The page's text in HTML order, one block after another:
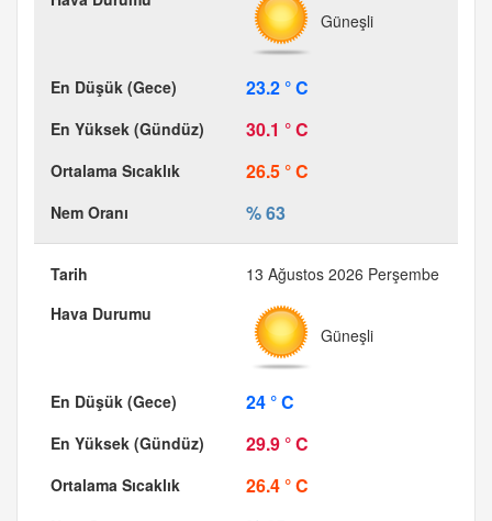
Güneşli
23.2 ° C
30.1 ° C
26.5 ° C
% 63
13 Ağustos 2026 Perşembe
Güneşli
24 ° C
29.9 ° C
26.4 ° C